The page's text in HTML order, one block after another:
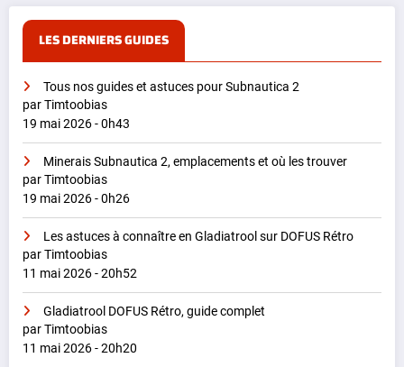
LES DERNIERS GUIDES
Tous nos guides et astuces pour Subnautica 2
par Timtoobias
19 mai 2026 - 0h43
Minerais Subnautica 2, emplacements et où les trouver
par Timtoobias
19 mai 2026 - 0h26
Les astuces à connaître en Gladiatrool sur DOFUS Rétro
par Timtoobias
11 mai 2026 - 20h52
Gladiatrool DOFUS Rétro, guide complet
par Timtoobias
11 mai 2026 - 20h20